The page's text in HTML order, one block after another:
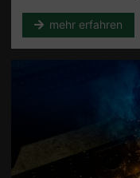
mehr erfahren